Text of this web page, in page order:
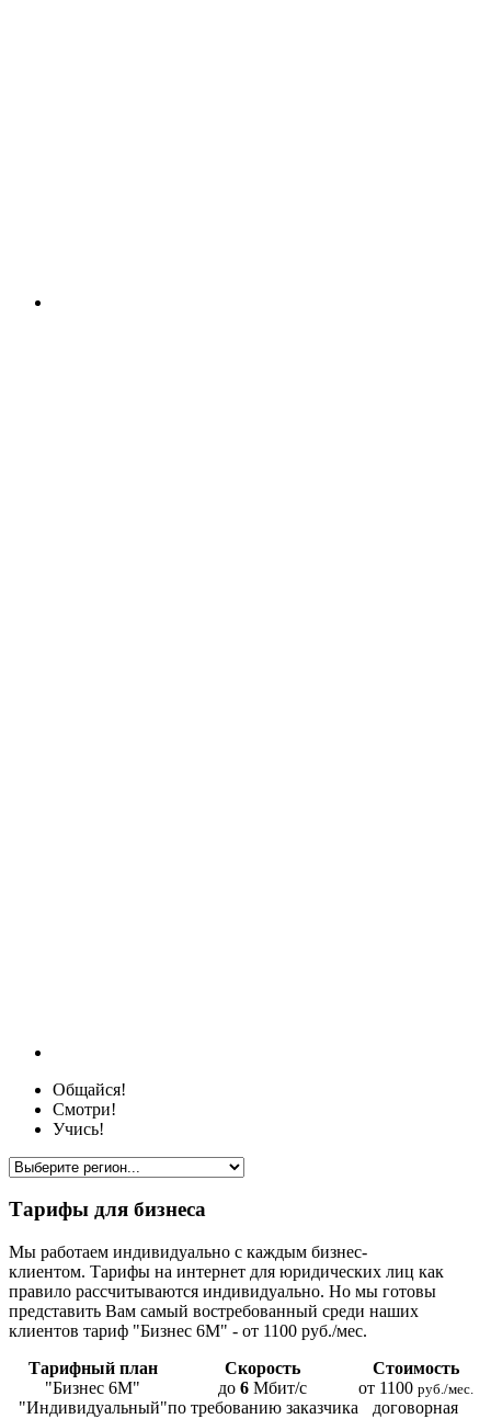
Общайся!
Смотри!
Учись!
Тарифы для бизнеса
Мы работаем индивидуально с каждым бизнес-
клиентом. Тарифы на интернет для юридических лиц как
правило рассчитываются индивидуально. Но мы готовы
представить Вам самый востребованный среди наших
клиентов тариф "Бизнес 6М" - от 1100 руб./мес.
Тарифный план
Скорость
Стоимость
"Бизнес 6М"
до 6 Мбит/с от 1100 руб./мес.
"Индивидуальный"по требованию заказчика договорная